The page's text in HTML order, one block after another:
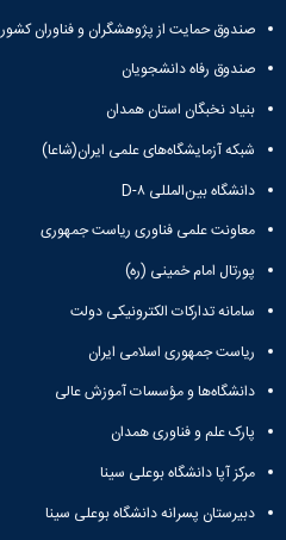
صندوق حمایت از پژوهشگران و فناوران کشور
صندوق رفاه دانشجویان
بنیاد نخبگان استان همدان
شبکه آزمایشگاه‌های علمی ایران(شاعا)
دانشگاه بین‌المللی D-۸
معاونت علمی فناوری ریاست جمهوری
پورتال امام خمینی (ره)
سامانه تدارکات الکترونیکی دولت
ریاست جمهوری اسلامی ایران
دانشگاه‌ها و مؤسسات آموزش عالی
پارک علم و فناوری همدان
مرکز آپا دانشگاه بوعلی سینا
دبیرستان پسرانه دانشگاه بوعلی سینا